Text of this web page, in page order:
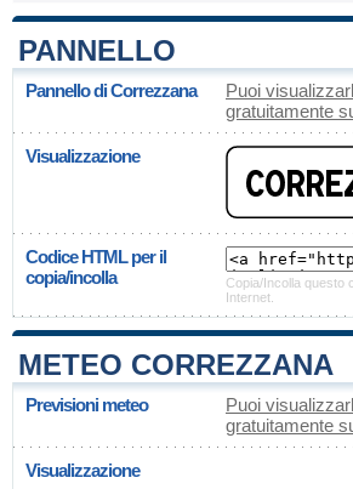
PANNELLO
Pannello di Correzzana
Puoi
gratuitamente
Visualizzazione
Codice HTML per il
copia/incolla
Copia/Incolla questo
Internet.
METEO CORREZZANA
Previsioni meteo
Puoi
gratuitamente
Visualizzazione